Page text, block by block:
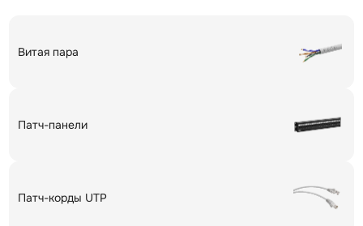
Витая пара
Патч-панели
Патч-корды UTP